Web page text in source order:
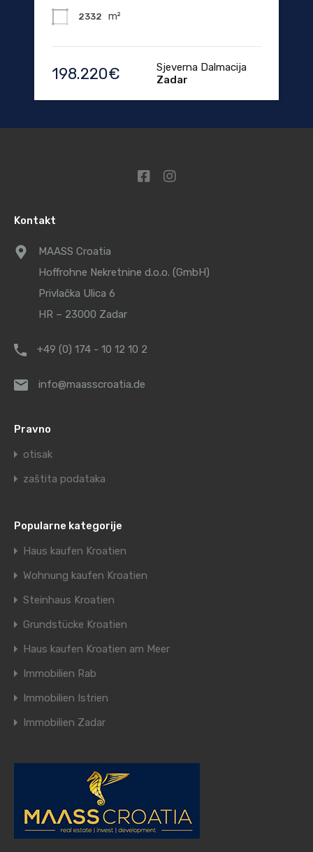
2332 m²
198.220€
Sjeverna Dalmacija
Zadar
Kontakt
MAASS Croatia
Hoffrohne Nekretnine d.o.o. (GmbH)
Privlačka Ulica 6
HR – 23000 Zadar
+49 (0) 174 - 10 12 10 2
info@maasscroatia.de
Pravno
otisak
zaštita podataka
Popularne kategorije
Haus kaufen Kroatien
Wohnung kaufen Kroatien
Steinhaus Kroatien
Grundstücke Kroatien
Haus kaufen Kroatien am Meer
Immobilien Rab
Immobilien Istrien
Immobilien Zadar